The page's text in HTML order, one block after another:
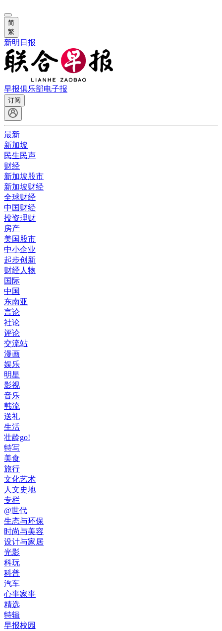
简
繁
新明日报
早报俱乐部电子报
订阅
最新
新加坡
民生民声
财经
新加坡股市
新加坡财经
全球财经
中国财经
投资理财
房产
美国股市
中小企业
起步创新
财经人物
国际
中国
东南亚
言论
社论
评论
交流站
漫画
娱乐
明星
影视
音乐
韩流
送礼
生活
壮龄go!
特写
美食
旅行
文化艺术
人文史地
专栏
@世代
生态与环保
时尚与美容
设计与家居
光影
科玩
科普
汽车
心事家事
精选
特辑
早报校园